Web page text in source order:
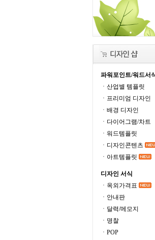
파워포인트/워드서
ㆍ산업별 템플릿
ㆍ프리미엄 디자인
ㆍ배경 디자인
ㆍ다이어그램/차트
ㆍ워드템플릿
ㆍ디자인콘텐츠
ㆍ아트템플릿
디자인 서식
ㆍ옥외가격표
ㆍ안내판
ㆍ달력/메모지
ㆍ명찰
ㆍPOP